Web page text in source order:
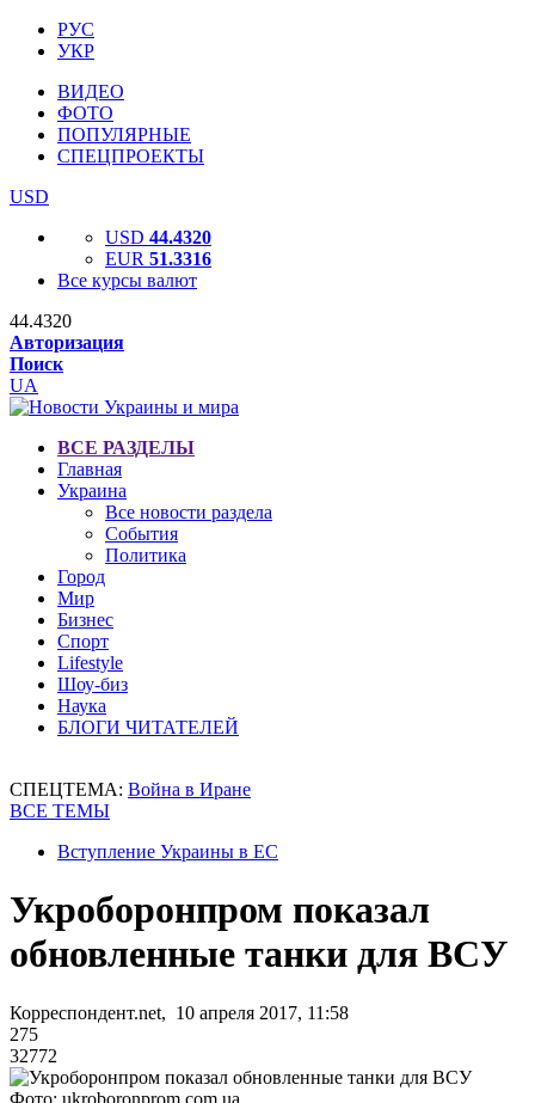
РУС
УКР
ВИДЕО
ФОТО
ПОПУЛЯРНЫЕ
СПЕЦПРОЕКТЫ
USD
USD 44.4320
EUR 51.3316
Все курсы валют
44.4320
Авторизация
Поиск
UA
ВСЕ РАЗДЕЛЫ
Главная
Украина
Все новости раздела
События
Политика
Город
Мир
Бизнес
Спорт
Lifestyle
Шоу-биз
Наука
БЛОГИ ЧИТАТЕЛЕЙ
СПЕЦТЕМА: Война в Иране
ВСЕ ТЕМЫ
Вступление Украины в ЕС
Укроборонпром показал
обновленные танки для ВСУ
Корреспондент.net, 10 апреля 2017, 11:58
275
32772
Фото: ukroboronprom.com.ua